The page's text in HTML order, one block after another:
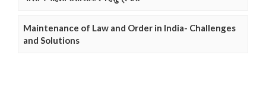
Maintenance of Law and Order in India- Challenges
and Solutions